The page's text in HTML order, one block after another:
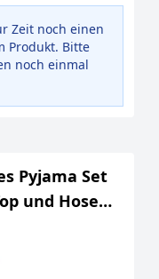
Zeit noch einen
Produkt. Bitte
noch einmal
Pyjama Set
und Hose
Bequemes
SE/PL,